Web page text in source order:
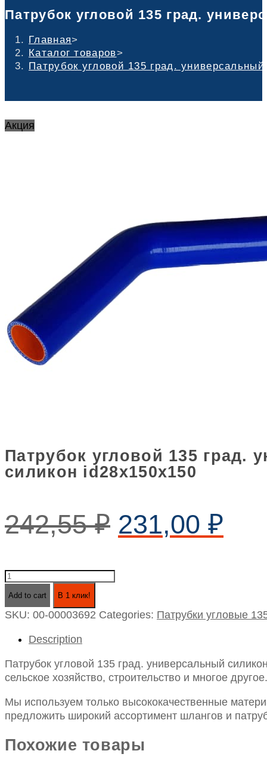
Патрубок угловой 135 град.
Главная>
Каталог товаров>
Патрубок угловой 135 град.
Акция
Патрубок угловой 135 град.
силикон id28х150х150
242,55₽ 231,00 ₽
Патрубок
град.
силикон
id28х150х150
quantity
Add to cart В 1 клик!
SKU: 00-00003692 Categories: Патрубки угловые
Description
Патрубок угловой 135 град. универсальный
сельское хозяйство, строительство и многое
Мы используем только высококачественные
предложить широкий ассортимент шлангов и
Похожие товары